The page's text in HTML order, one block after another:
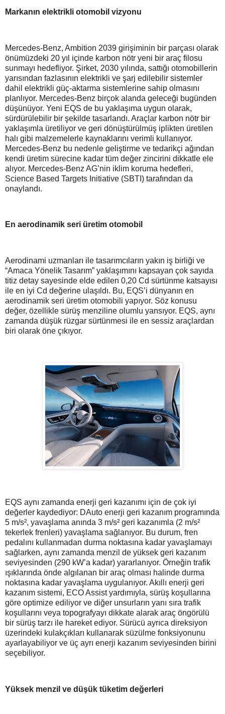
Markanın elektrikli otomobil vizyonu
Mercedes-Benz, Ambition 2039 girişiminin bir parçası olarak
önümüzdeki 20 yıl içinde karbon nötr yeni bir araç filosu
sunmayı hedefliyor. Şirket, 2030 yılında, sattığı otomobillerin
yarısından fazlasının elektrikli ve şarj edilebilir sistemler
dahil elektrikli güç-aktarma sistemlerine sahip olmasını
planlıyor. Mercedes-Benz birçok alanda geleceği bugünden
düşünüyor. Yeni EQS de bu yaklaşıma uygun olarak,
sürdürülebilir bir şekilde tasarlandı. Araçlar karbon nötr bir
yaklaşımla üretiliyor ve geri dönüştürülmüş iplikten üretilen
halı gibi malzemelerle kaynaklarını verimli kullanıyor.
Mercedes-Benz bu nedenle geliştirme ve tedarikçi ağından
kendi üretim sürecine kadar tüm değer zincirini dikkatle ele
alıyor. Mercedes-Benz AG’nin iklim koruma hedefleri,
Science Based Targets Initiative (SBTI) tarafından da
onaylandı.
En aerodinamik seri üretim otomobil
Aerodinami uzmanları ile tasarımcıların yakın iş birliği ve
“Amaca Yönelik Tasarım” yaklaşımını kapsayan çok sayıda
titiz detay sayesinde elde edilen 0,20 Cd sürtünme katsayısı
ile en iyi Cd değerine ulaşıldı. Bu, EQS’i dünyanın en
aerodinamik seri üretim otomobili yapıyor. Söz konusu
değer, özellikle sürüş menziline olumlu yansıyor. EQS, aynı
zamanda düşük rüzgar sürtünmesi ile en sessiz araçlardan
biri olarak öne çıkıyor.
EQS aynı zamanda enerji geri kazanımı için de çok iyi
değerler kaydediyor: DAuto enerji geri kazanım programında
5 m/s², yavaşlama anında 3 m/s² geri kazanımla (2 m/s²
tekerlek frenleri) yavaşlama sağlanıyor. Bu durum, fren
pedalını kullanmadan durma noktasına kadar yavaşlamayı
sağlarken, aynı zamanda menzil de yüksek geri kazanım
seviyesinden (290 kW’a kadar) yararlanıyor. Örneğin trafik
ışıklarında önde algılanan bir araç olması halinde durma
noktasına kadar yavaşlama uygulanıyor. Akıllı enerji geri
kazanım sistemi, ECO Assist yardımıyla, sürüş koşullarına
göre optimize ediliyor ve diğer unsurların yanı sıra trafik
koşullarını veya topografyayı dikkate alarak araç öngörülü
bir sürüş tarzı ile hareket ediyor. Sürücü ayrıca direksiyon
üzerindeki kulakçıkları kullanarak süzülme fonksiyonunu
ayarlayabiliyor ve üç ayrı enerji kazanım seviyesinden birini
seçebiliyor.
Yüksek menzil ve düşük tüketim değerleri